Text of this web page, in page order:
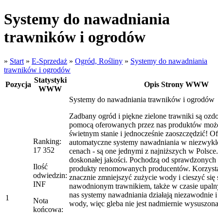
Systemy do nawadniania
trawników i ogrodów
» Start » E-Sprzedaż » Ogród, Rośliny » Systemy do nawadniania
trawników i ogrodów
Pozycja
Statystyki
WWW
Opis Strony WWW
1
Ranking:
17 352
Ilość
odwiedzin:
INF
Nota
końcowa:
Systemy do nawadniania trawników i ogrodów
Zadbany ogród i piękne zielone trawniki są
pomocą oferowanych przez nas produktów
świetnym stanie i jednocześnie zaoszczędzić!
automatyczne systemy nawadniania w
cenach - są one jednymi z najniższych w
doskonałej jakości. Pochodzą od
produkty renomowanych producentów.
znacznie zmniejszyć zużycie wody i cieszyć się
nawodnionym trawnikiem, także w czasie
nas systemy nawadniania działają niezawodnie
wody, więc gleba nie jest nadmiernie